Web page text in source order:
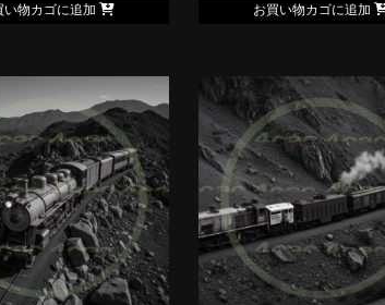
い物カゴに追加 お買い物カゴに追加